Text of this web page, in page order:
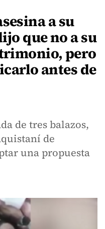
a su
que no a su
pero
antes de
de tres balazos,
de
una propuesta